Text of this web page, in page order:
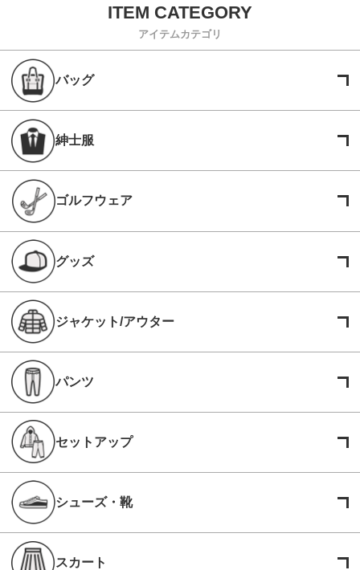
アイテムカテゴリ
バッグ
紳士服
ゴルフウェア
グッズ
ジャケット/アウター
パンツ
セットアップ
シューズ・靴
スカート